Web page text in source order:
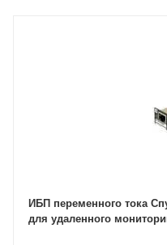
ИБП переменного тока
для удаленного